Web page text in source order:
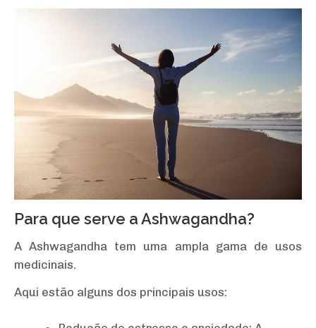
Para que serve a Ashwagandha?
A Ashwagandha tem uma ampla gama de usos
medicinais.
Aqui estão alguns dos principais usos: